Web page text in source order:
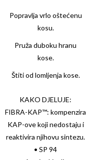
Popravlja vrlo oštećenu
kosu.
Pruža duboku hranu
kose.
Štiti od lomljenja kose.
KAKO DJELUJE:
FIBRA-KAP™: kompenzira
KAP-ove koji nedostaju i
reaktivira njihovu sintezu.
• SP 94